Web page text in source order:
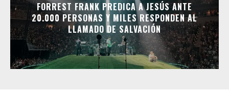
FORREST FRANK PREDICA A JESÚS ANTE
20.000 PERSONAS Y MILES RESPONDEN AL
LLAMADO DE SALVACIÓN